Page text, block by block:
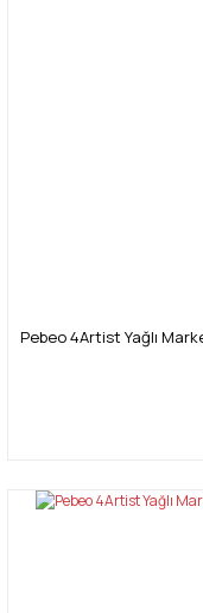
Pebeo 4Artist Yağlı